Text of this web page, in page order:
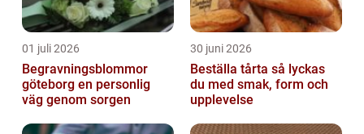
01 juli 2026
Begravningsblommor
göteborg en personlig
väg genom sorgen
30 juni 2026
Beställa tårta så lyckas
du med smak, form och
upplevelse